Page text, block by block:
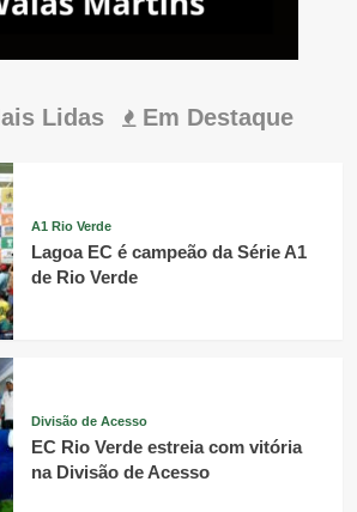
Lidas Em Destaque
A1 Rio Verde
Lagoa EC é campeão da Série A1
de Rio Verde
Divisão de Acesso
EC Rio Verde estreia com vitória
na Divisão de Acesso